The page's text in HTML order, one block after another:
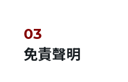
免責聲明